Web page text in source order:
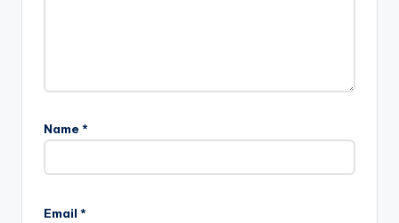
Name *
Email *